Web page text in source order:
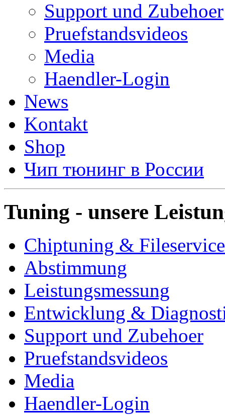
Support und Zubehoer
Pruefstandsvideos
Media
Haendler-Login
News
Kontakt
Shop
Чип тюнинг в России
Tuning - unsere
Chiptuning & Fileservice
Abstimmung
Leistungsmessung
Entwicklung &
Support und Zubehoer
Pruefstandsvideos
Media
Haendler-Login